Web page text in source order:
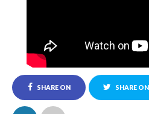
SHARE ON SHARE ON